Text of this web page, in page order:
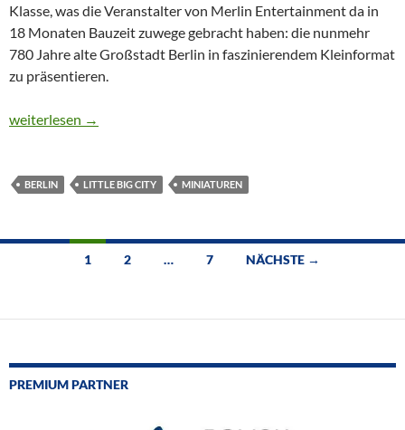
Klasse, was die Veranstalter von Merlin Entertainment da in
18 Monaten Bauzeit zuwege gebracht haben: die nunmehr
780 Jahre alte Großstadt Berlin in faszinierendem Kleinformat
zu präsentieren.
CTOUR vor Ort: In einer Stunde durch 780 Jahre Berliner
weiterlesen →
BERLIN LITTLE BIG CITY MINIATUREN
Beitragsnavigation
1 2 … 7 NÄCHSTE →
PREMIUM PARTNER